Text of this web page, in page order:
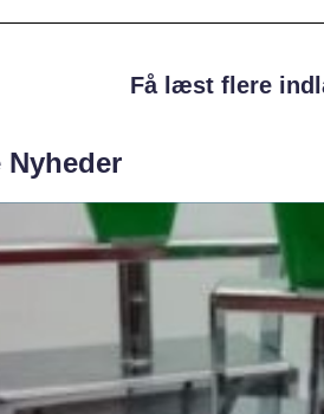
Få læst flere
Nyheder